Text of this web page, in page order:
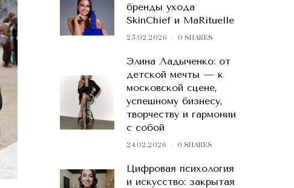
бренды ухода
SkinChief и MaRituelle
25.02.2026 0 SHARES
Элина Ладыченко: от
детской мечты — к
московской сцене,
успешному бизнесу,
творчеству и гармонии
с собой
24.02.2026 0 SHARES
Цифровая психология
и искусство: закрытая